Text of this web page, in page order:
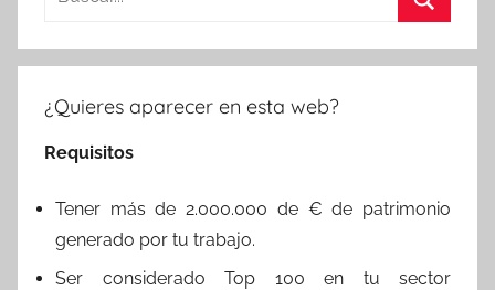
¿Quieres aparecer en esta web?
Requisitos
Tener más de 2.000.000 de € de patrimonio
generado por tu trabajo.
Ser considerado Top 100 en tu sector